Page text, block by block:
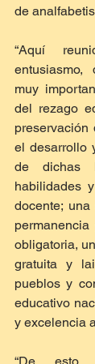
de
“Aquí
entusiasmo,
muy
del rezago
preservación
el desarrollo
de dichas
habilidades
docente; una
obligatoria,
gratuita y
pueblos y
educativo
y excelencia